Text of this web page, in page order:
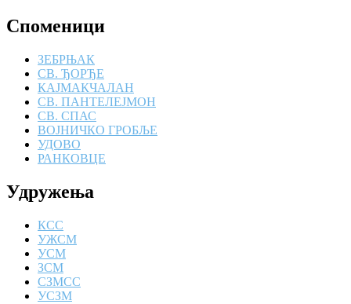
Споменици
ЗЕБРЊАК
СВ. ЂОРЂЕ
КАЈМАКЧАЛАН
СВ. ПАНТЕЛЕЈМОН
СВ. СПАС
ВОЈНИЧКО ГРОБЉЕ
УДОВО
РАНКОВЦЕ
Удружења
КСС
УЖСМ
УСМ
ЗСМ
СЗМСС
УСЗМ